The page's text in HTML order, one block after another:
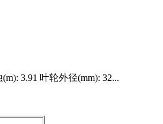
3.91 叶轮外径(mm): 32...